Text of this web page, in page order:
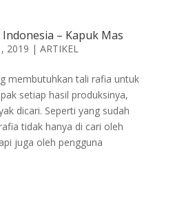
– Kapuk Mas
2019 | ARTIKEL
membutuhkan tali rafia untuk
setiap hasil produksinya,
dicari. Seperti yang sudah
tidak hanya di cari oleh
juga oleh pengguna